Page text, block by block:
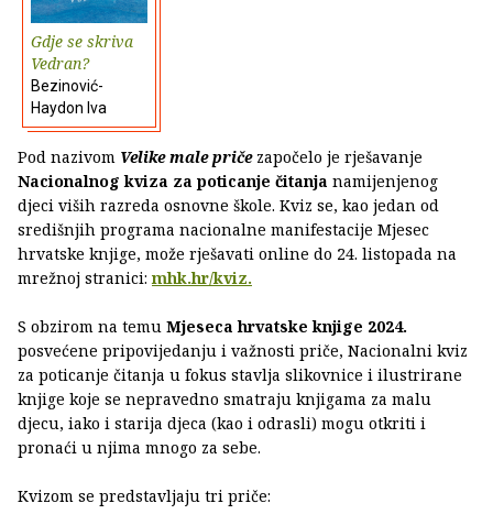
Gdje se skriva
Vedran?
Bezinović-
Haydon Iva
Pod nazivom Velike male priče započelo je rješavanje
Nacionalnog kviza za poticanje čitanja namijenjenog
djeci viših razreda osnovne škole. Kviz se, kao jedan od
središnjih programa nacionalne manifestacije Mjesec
hrvatske knjige, može rješavati online do 24. listopada na
mrežnoj stranici:mhk.hr/kviz.
S obzirom na temu Mjeseca hrvatske knjige 2024.
posvećene pripovijedanju i važnosti priče, Nacionalni kviz
za poticanje čitanja u fokus stavlja slikovnice i ilustrirane
knjige koje se nepravedno smatraju knjigama za malu
djecu, iako i starija djeca (kao i odrasli) mogu otkriti i
pronaći u njima mnogo za sebe.
Kvizom se predstavljaju tri priče: